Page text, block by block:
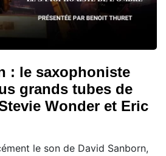
: le saxophoniste
grands tubes de
Wonder et Eric
le son de David Sanborn,